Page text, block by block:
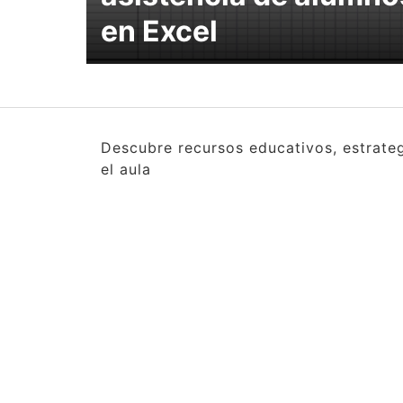
en Excel
Descubre recursos educativos,
el aula